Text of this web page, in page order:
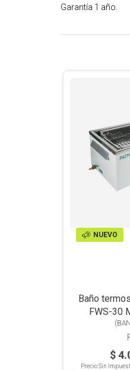
Garantía 1 año.
NUEVO
Baño
(
$
Precio Sin